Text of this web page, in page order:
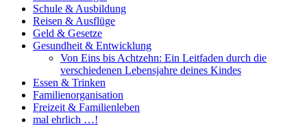
Schule & Ausbildung
Reisen & Ausflüge
Geld & Gesetze
Gesundheit & Entwicklung
Von Eins bis Achtzehn: Ein Leitfaden durch die
verschiedenen Lebensjahre deines Kindes
Essen & Trinken
Familienorganisation
Freizeit & Familienleben
mal ehrlich …!